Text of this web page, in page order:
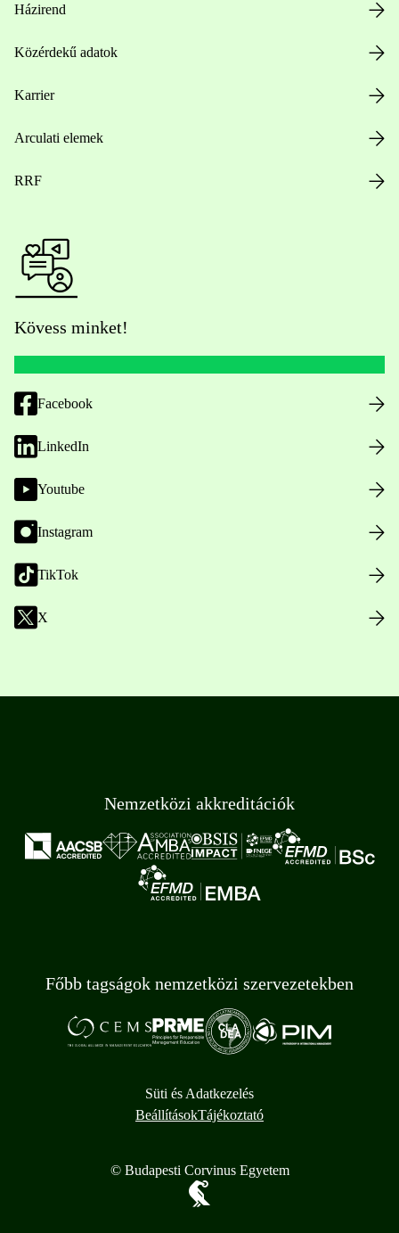
Házirend
Közérdekű adatok
Karrier
Arculati elemek
RRF
Kövess minket!
Facebook
LinkedIn
Youtube
Instagram
TikTok
X
Nemzetközi akkreditációk
Főbb tagságok nemzetközi szervezetekben
Süti és Adatkezelés
BeállításokTájékoztató
© Budapesti Corvinus Egyetem